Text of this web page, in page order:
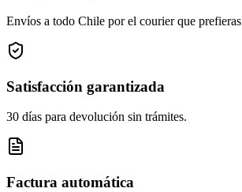
Envíos a todo Chile por el courier que
Satisfacción garantizada
30 días para devolución sin trámites.
Factura automática